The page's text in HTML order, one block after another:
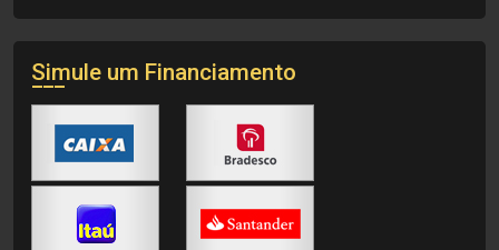
Simule um Financiamento